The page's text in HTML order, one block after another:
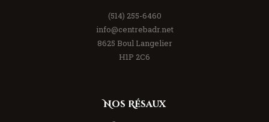
(514) 255-6460
info@centrebadr.net
8625 Boul Langelier
H1P 2C6
Nos Résaux